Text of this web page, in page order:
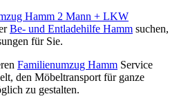
Hamm 2 Mann + LKW
Be- und Entladehilfe Hamm suchen,
für Sie.
Familienumzug Hamm Service
den Möbeltransport für ganze
zu gestalten.